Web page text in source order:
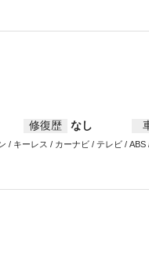
修復歴 なし
/ キーレス / カーナビ / テレビ /